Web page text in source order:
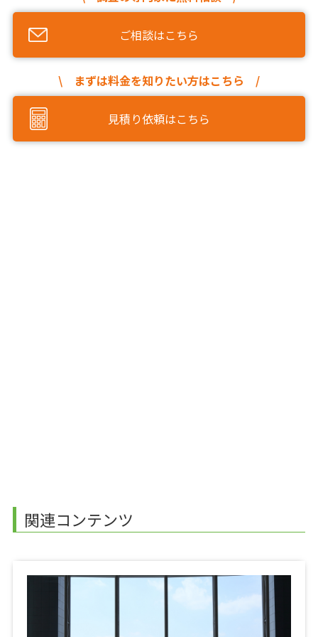
ご相談はこちら
\ まずは料金を知りたい方はこちら /
見積り依頼はこちら
関連コンテンツ